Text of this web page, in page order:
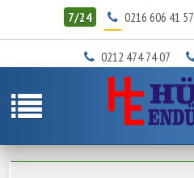
7/24 0216 606 41 57
0212 474 74 07